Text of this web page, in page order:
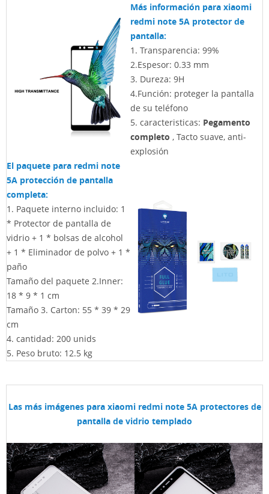
Más información para xiaomi
redmi note 5A protector de
pantalla:
1. Transparencia: 99%
2.Espesor: 0.33 mm
3. Dureza: 9H
4.Función: proteger la pantalla
de su teléfono
5. caracteristicas: Pegamento
completo , Tacto suave, anti-
explosión
El paquete para redmi note
5A protección de pantalla
completa:
1. Paquete interno incluido: 1
* Protector de pantalla de
vidrio + 1 * bolsas de alcohol
+ 1 * Eliminador de polvo + 1 *
paño
Tamaño del paquete 2.Inner:
18 * 9 * 1 cm
Tamaño 3. Carton: 55 * 39 * 29
cm
4. cantidad: 200 unids
5. Peso bruto: 12.5 kg
Las más imágenes para xiaomi redmi note 5A protectores de
pantalla de vidrio templado